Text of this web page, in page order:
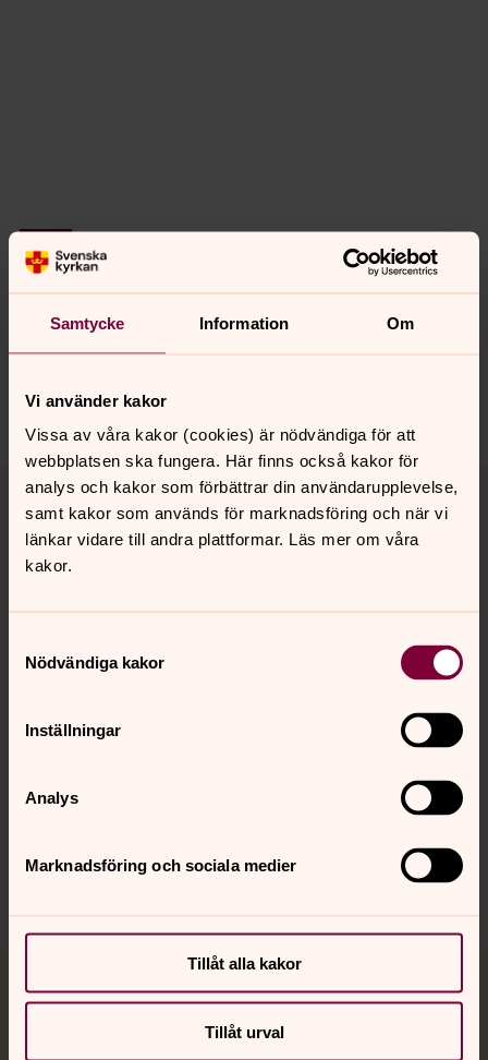
Samtycke Information Om
Vi använder kakor
Vissa av våra kakor (cookies) är nödvändiga för att
webbplatsen ska fungera. Här finns också kakor för
analys och kakor som förbättrar din användarupplevelse,
samt kakor som används för marknadsföring och när vi
länkar vidare till andra plattformar. Läs mer om våra
kakor.
Nödvändiga kakor
Inställningar
Analys
Marknadsföring och sociala medier
Tillåt alla kakor
Tillåt urval
Synpunkter eller frågor på sidans
innehåll?
goteborg.stift@svenskakyrkan.se
Dela
Tillbaka till toppen
Tillbaka till innehållet
Kalender
Hitta snabbt
Jourhavande präst